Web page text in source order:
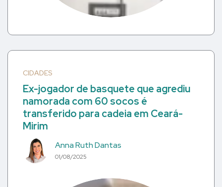
CIDADES
Ex-jogador de basquete que agrediu
namorada com 60 socos é
transferido para cadeia em Ceará-
Mirim
Anna Ruth Dantas
01/08/2025